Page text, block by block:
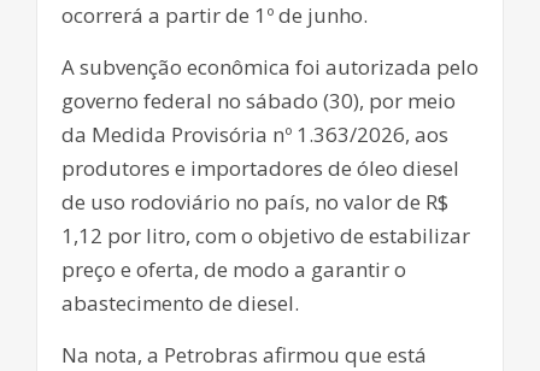
ocorrerá a partir de 1º de junho.
A subvenção econômica foi autorizada pelo
governo federal no sábado (30), por meio
da Medida Provisória nº 1.363/2026, aos
produtores e importadores de óleo diesel
de uso rodoviário no país, no valor de R$
1,12 por litro, com o objetivo de estabilizar
preço e oferta, de modo a garantir o
abastecimento de diesel.
Na nota, a Petrobras afirmou que está